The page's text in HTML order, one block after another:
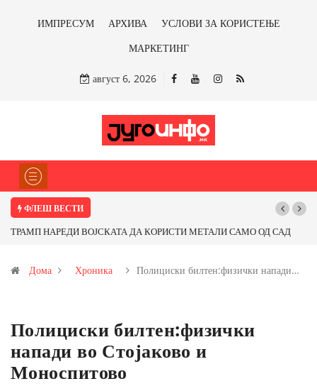
ИМПРЕСУМ АРХИВА
УСЛОВИ ЗА КОРИСТЕЊЕ
МАРКЕТИНГ
август 6, 2026
ФЛЕШ ВЕСТИ
НАРЕДИ ВОЈСКАТА ДА КОРИСТИ МЕТАЛИ САМО ОД САД
и со антимонот?
Дома Хроника Полициски билтен:физички напади…
Полициски билтен:физички
напади во Стојаково и
Моноспитово